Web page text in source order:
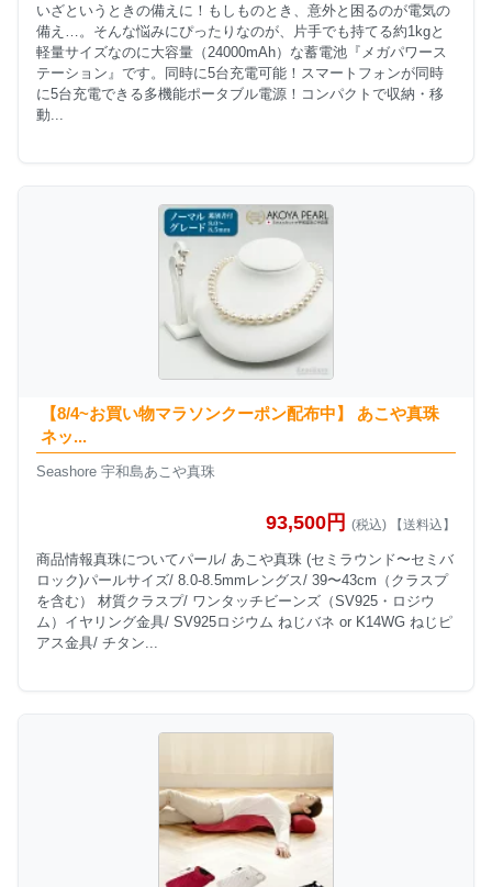
いざというときの備えに！もしものとき、意外と困るのが電気の
備え…。そんな悩みにぴったりなのが、片手でも持てる約1kgと
軽量サイズなのに大容量（24000mAh）な蓄電池『メガパワース
テーション』です。同時に5台充電可能！スマートフォンが同時
に5台充電できる多機能ポータブル電源！コンパクトで収納・移
動...
【8/4~お買い物マラソンクーポン配布中】 あこや真珠
ネッ...
Seashore 宇和島あこや真珠
93,500円 (税込) 【送料込】
商品情報真珠についてパール/ あこや真珠 (セミラウンド〜セミバ
ロック)パールサイズ/ 8.0-8.5mmレングス/ 39〜43cm（クラスプ
を含む） 材質クラスプ/ ワンタッチビーンズ（SV925・ロジウ
ム）イヤリング金具/ SV925ロジウム ねじバネ or K14WG ねじピ
アス金具/ チタン...